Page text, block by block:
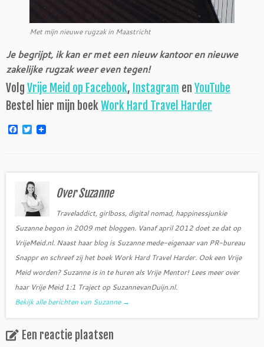
Met mijn nieuwe rugzak in Maastricht
Je begrijpt, ik kan er met een nieuw kantoor en nieuwe
zakelijke rugzak weer even tegen!
Volg Vrije Meid op Facebook, Instagram en YouTube
Bestel hier mijn boek Work Hard Travel Harder
F
o
T
w
e
r
Over Suzanne
Traveladdict, girlboss, digital nomad, happinessjunkie
Suzanne begon in 2009 met bloggen. Vanaf april 2012 doet ze dat op
VrijeMeid.nl. Naast haar blog is Suzanne mede-eigenaar van PR-bureau
Snappr en schreef zij het boek Work Hard Travel Harder. Ook een Vrije
Meid worden? Suzanne is in te huren als Vrije Mentor! Lees meer over
haar Vrije Meid 1:1 Traject op SuzannevanDuijn.nl.
Bekijk alle berichten van Suzanne →
Een reactie plaatsen